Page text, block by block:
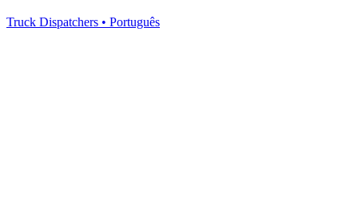
Truck Dispatchers • Português